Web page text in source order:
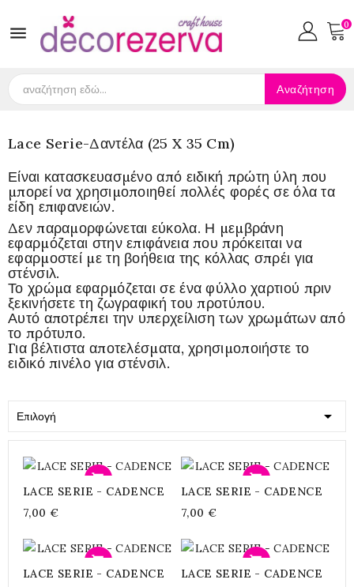
 0
Αναζήτηση
Lace Serie-Δαντέλα (25 X 35 Cm)
Είναι κατασκευασμένο από ειδική πρώτη ύλη που
μπορεί να χρησιμοποιηθεί πολλές φορές σε όλα τα
είδη επιφανειών.
Δεν παραμορφώνεται εύκολα. Η μεμβράνη
εφαρμόζεται στην επιφάνεια που πρόκειται να
εφαρμοστεί με τη βοήθεια της κόλλας σπρέι για
στένσιλ.
Το χρώμα εφαρμόζεται σε ένα φύλλο χαρτιού πριν
ξεκινήσετε τη ζωγραφική του προτύπου.
Αυτό αποτρέπει την υπερχείλιση των χρωμάτων από
το πρότυπο.
Για βέλτιστα αποτελέσματα, χρησιμοποιήστε το
ειδικό πινέλο για στένσιλ.
Επιλογή 
LACE SERIE - CADENCE
7,00 €
LACE SERIE - CADENCE
7,00 €
LACE SERIE - CADENCE
LACE SERIE - CADENCE